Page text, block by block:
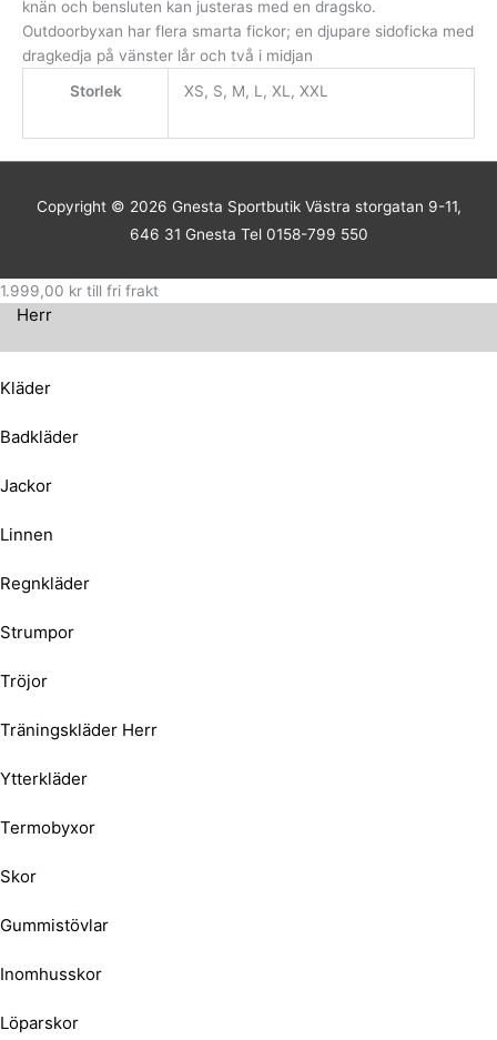
knän och bensluten kan justeras med en dragsko.
Outdoorbyxan har flera smarta fickor; en djupare sidoficka med
dragkedja på vänster lår och två i midjan
Storlek
XS, S, M, L, XL, XXL
Copyright © 2026 Gnesta SportbutikVästra storgatan 9-11,
646 31 Gnesta Tel 0158-799 550
1.999,00 kr till fri frakt
Herr
Kläder
Badkläder
Jackor
Linnen
Regnkläder
Strumpor
Tröjor
Träningskläder Herr
Ytterkläder
Termobyxor
Skor
Gummistövlar
Inomhusskor
Löparskor